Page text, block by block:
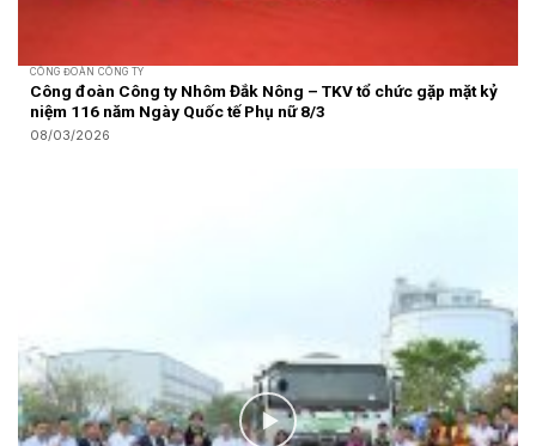
CÔNG ĐOÀN CÔNG TY
Công đoàn Công ty Nhôm Đắk Nông – TKV tổ chức gặp mặt kỷ
niệm 116 năm Ngày Quốc tế Phụ nữ 8/3
08/03/2026